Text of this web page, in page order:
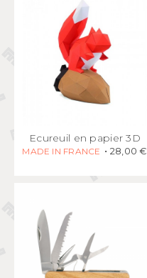
APERÇU RAPIDE
Ecureuil en papier 3D
MADE IN FRANCE 28,00 €